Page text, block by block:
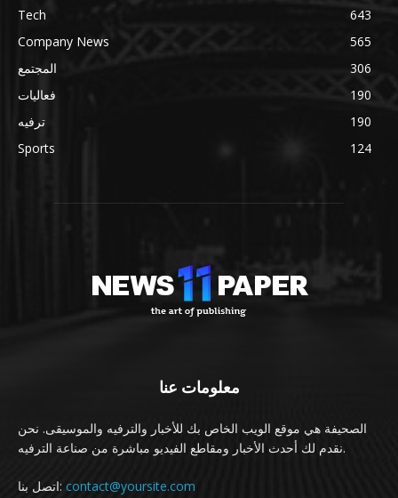
Tech
643
Company News
565
المجتمع
306
فعاليات
190
ترفيه
190
Sports
124
معلومات عنا
الصحيفة هي موقع الويب الخاص بك للأخبار والترفيه والموسيقى. نحن
نقدم لك أحدث الأخبار ومقاطع الفيديو مباشرة من صناعة الترفيه.
اتصل بنا: contact@yoursite.com